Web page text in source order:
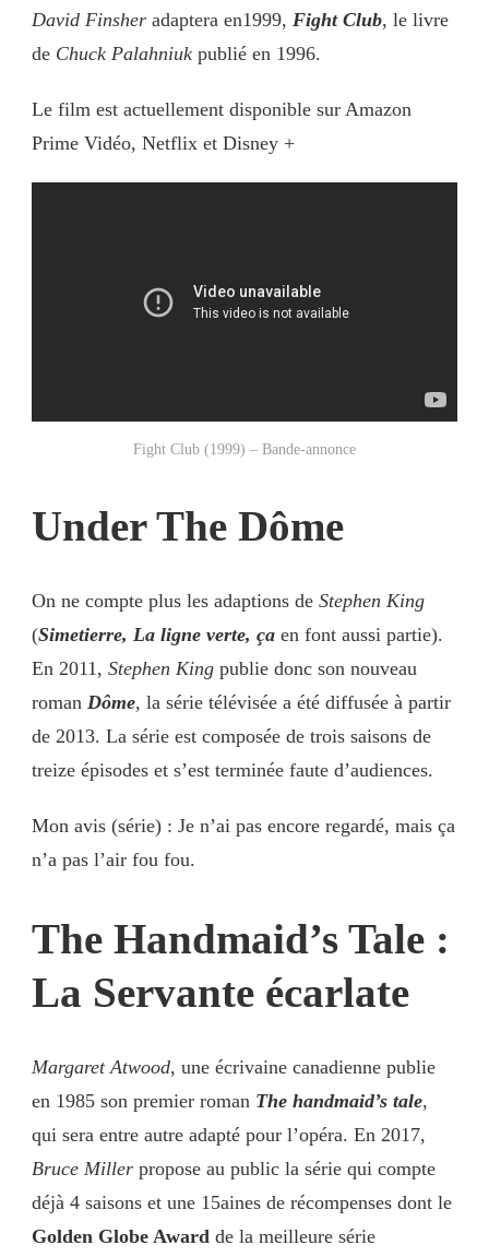
David Finsher adaptera en1999, Fight Club, le livre
de Chuck Palahniuk publié en 1996.
Le film est actuellement disponible sur Amazon
Prime Vidéo, Netflix et Disney +
Fight Club (1999) – Bande-annonce
Under The Dôme
On ne compte plus les adaptions de Stephen King
(Simetierre, La ligne verte, ça en font aussi partie).
En 2011, Stephen King publie donc son nouveau
roman Dôme, la série télévisée a été diffusée à partir
de 2013. La série est composée de trois saisons de
treize épisodes et s’est terminée faute d’audiences.
Mon avis (série) : Je n’ai pas encore regardé, mais ça
n’a pas l’air fou fou.
The Handmaid’s Tale :
La Servante écarlate
Margaret Atwood, une écrivaine canadienne publie
en 1985 son premier roman The handmaid’s tale,
qui sera entre autre adapté pour l’opéra. En 2017,
Bruce Miller propose au public la série qui compte
déjà 4 saisons et une 15aines de récompenses dont le
Golden Globe Award de la meilleure série